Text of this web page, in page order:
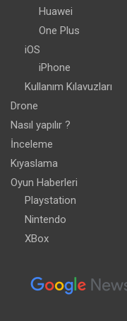
Huawei
One Plus
iOS
iPhone
Kullanım Kılavuzları
Drone
Nasıl yapılır ?
İnceleme
Kıyaslama
Oyun Haberleri
Playstation
Nintendo
XBox